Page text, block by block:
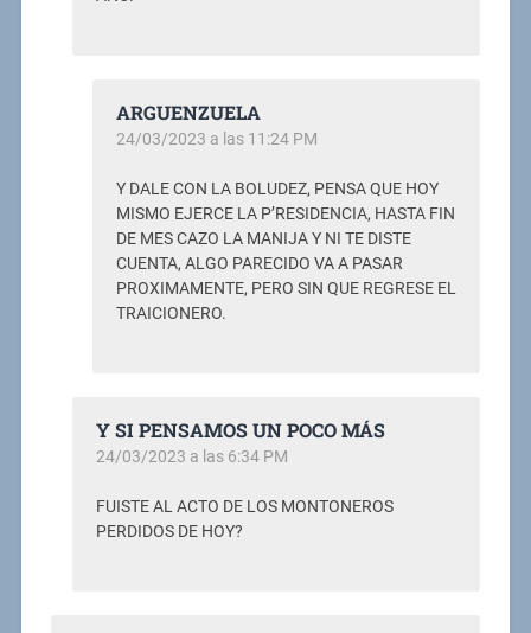
ARGUENZUELA
24/03/2023 a las 11:24 PM
Y DALE CON LA BOLUDEZ, PENSA QUE HOY
MISMO EJERCE LA P’RESIDENCIA, HASTA FIN
DE MES CAZO LA MANIJA Y NI TE DISTE
CUENTA, ALGO PARECIDO VA A PASAR
PROXIMAMENTE, PERO SIN QUE REGRESE EL
TRAICIONERO.
Y SI PENSAMOS UN POCO MÁS
24/03/2023 a las 6:34 PM
FUISTE AL ACTO DE LOS MONTONEROS
PERDIDOS DE HOY?